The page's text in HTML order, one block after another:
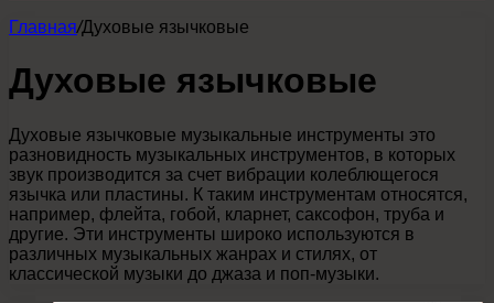
Главная/Духовые язычковые
Духовые язычковые
Духовые язычковые музыкальные инструменты это
разновидность музыкальных инструментов, в которых
звук производится за счет вибрации колеблющегося
язычка или пластины. К таким инструментам относятся,
например, флейта, гобой, кларнет, саксофон, труба и
другие. Эти инструменты широко используются в
различных музыкальных жанрах и стилях, от
классической музыки до джаза и поп-музыки.